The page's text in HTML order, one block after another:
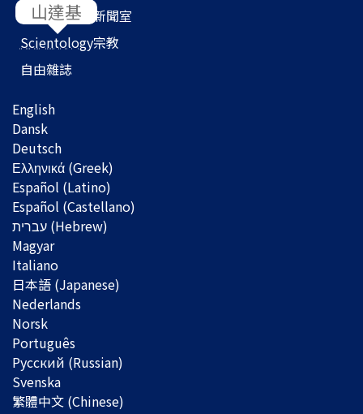
Scientology
新聞室
Scientology宗教
自由雜誌
English
Dansk
Deutsch
Ελληνικά (Greek)
Español (Latino)
Español (Castellano)
Magyar
Italiano
日本語 (Japanese)
Nederlands
Norsk
Português
Русский (Russian)
Svenska
繁體中文 (Chinese)